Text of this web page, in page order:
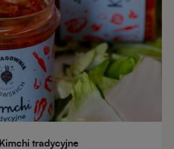
Kimchi tradycyjne